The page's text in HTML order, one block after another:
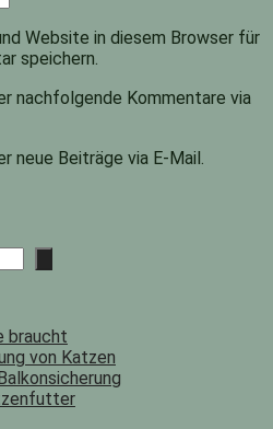
Website in diesem Browser für
speichern.
nachfolgende Kommentare via
neue Beiträge via E-Mail.
braucht
von Katzen